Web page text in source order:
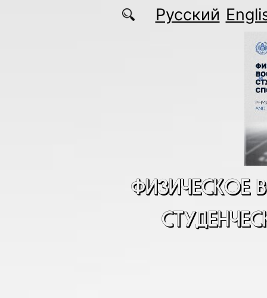
Перейти к основному содержаниюРусский
ФИЗИЧЕСКОЕ